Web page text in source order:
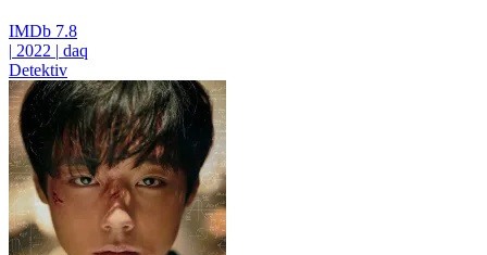
IMDb 7.8
| 2022 | daq
Detektiv